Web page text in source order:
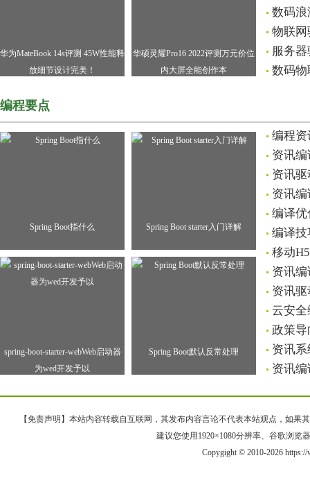
华为MateBook 14s评测 45W性能释
放细节设计完美！
华硕灵耀Pro16 2022评测万元价位
内大屏全能创作本
数码
物联
服务
数码
编程要点
Spring Boot指什么 Spring Boot starter入门详解
spring-boot-starter-webWeb启动器
为wed开发予以
Spring Boot默认反常处理
编程
资讯
资讯
资讯
编译
编译
移动
资讯
资讯
云安
政策
资讯
资讯
【免责声明】本站内容转载自互联网，其发布内容言论不代表本站观点，如果
建议您使用1920×1080分辨率、谷歌浏览
Copygight © 2010-2026